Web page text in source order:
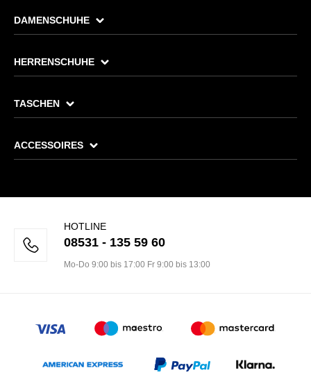
DAMENSCHUHE
HERRENSCHUHE
TASCHEN
ACCESSOIRES
HOTLINE
08531 - 135 59 60
Mo-Do 9:00 bis 17:00 Fr 9:00 bis 13:00